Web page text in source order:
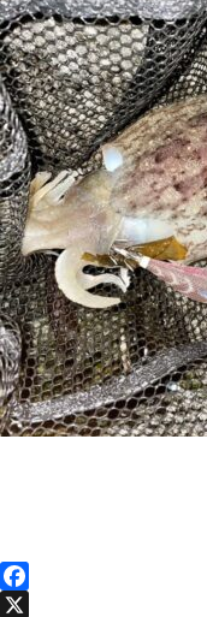
Facebook